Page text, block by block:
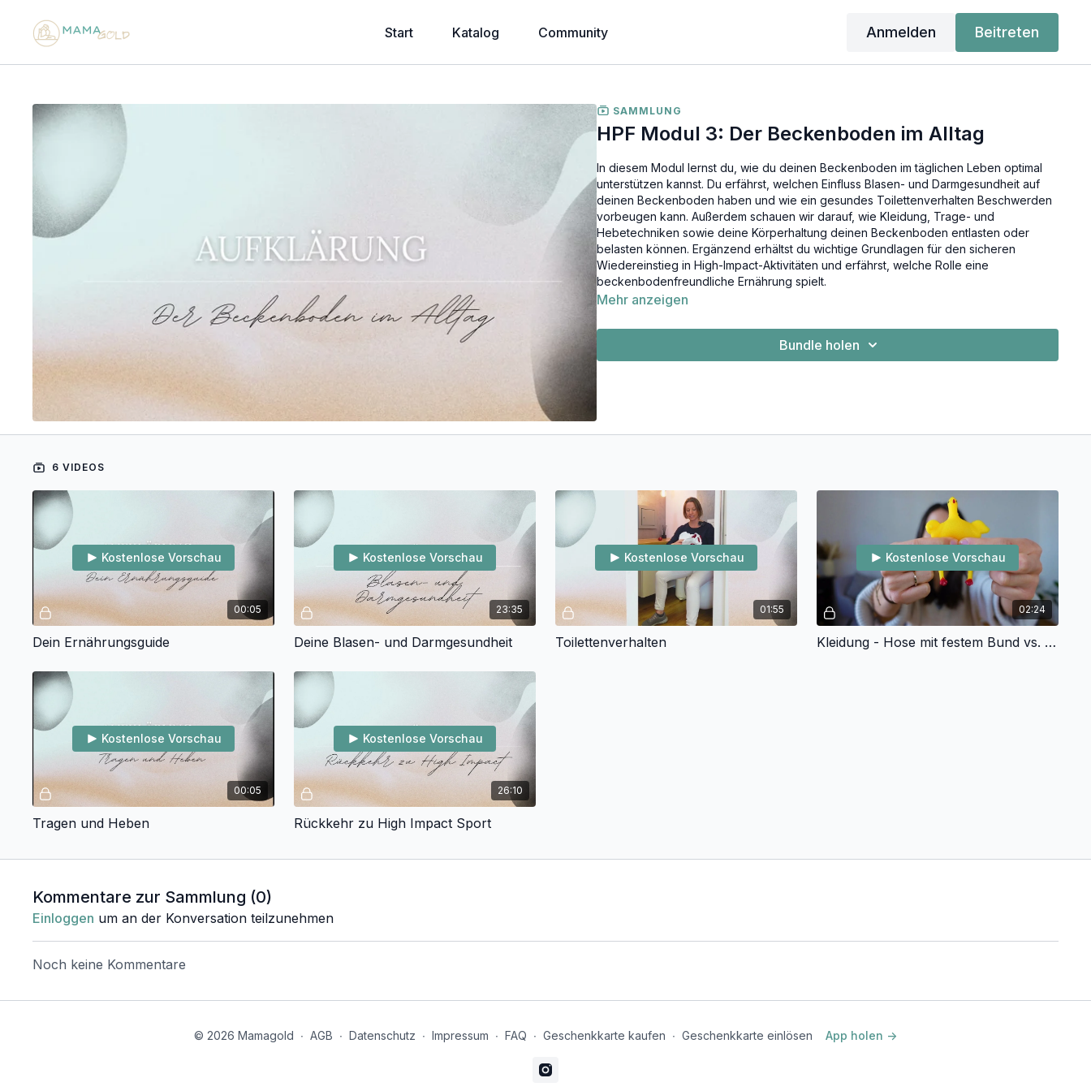
Start Katalog Community Anmelden Beitreten
SAMMLUNG
HPF Modul 3: Der Beckenboden im Alltag
In diesem Modul lernst du, wie du deinen Beckenboden im täglichen Leben optimal
unterstützen kannst. Du erfährst, welchen Einfluss Blasen- und Darmgesundheit auf
deinen Beckenboden haben und wie ein gesundes Toilettenverhalten Beschwerden
vorbeugen kann. Außerdem schauen wir darauf, wie Kleidung, Trage- und
Hebetechniken sowie deine Körperhaltung deinen Beckenboden entlasten oder
belasten können. Ergänzend erhältst du wichtige Grundlagen für den sicheren
Wiedereinstieg in High-Impact-Aktivitäten und erfährst, welche Rolle eine
beckenbodenfreundliche Ernährung spielt.
Mehr anzeigen
Bundle holen
6 VIDEOS
00:05
Kostenlose Vorschau
Dein Ernährungsguide
23:35
Kostenlose Vorschau
Deine Blasen- und Darmgesundheit
01:55
Kostenlose Vorschau
Toilettenverhalten
02:24
Kostenlose Vorschau
Kleidung - Hose mit festem Bund vs. Leggings
00:05
Kostenlose Vorschau
Tragen und Heben
26:10
Kostenlose Vorschau
Rückkehr zu High Impact Sport
Kommentare zur Sammlung (0)
Einloggen um an der Konversation teilzunehmen
Noch keine Kommentare
© 2026 Mamagold ∙ AGB ∙ Datenschutz ∙ Impressum ∙ FAQ ∙ Geschenkkarte kaufen ∙ Geschenkkarte einlösen App holen ->